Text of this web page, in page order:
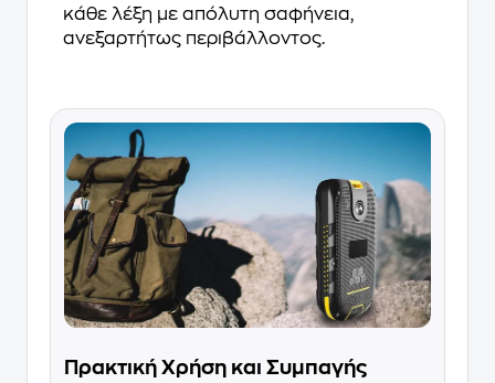
κάθε λέξη με απόλυτη σαφήνεια,
ανεξαρτήτως περιβάλλοντος.
Πρακτική Χρήση και Συμπαγής